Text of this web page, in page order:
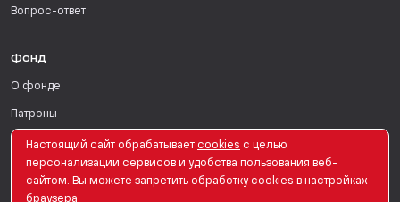
Вопрос-ответ
Фонд
О фонде
Патроны
Поддержать
Для СМИ
Настоящий сайт обрабатывает сookies с целью
персонализации сервисов и удобства пользования веб-
сайтом. Вы можете запретить обработку сookies в настройках
браузера